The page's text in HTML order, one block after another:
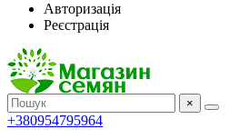
Авторизація
Реєстрація
×
+380954795964